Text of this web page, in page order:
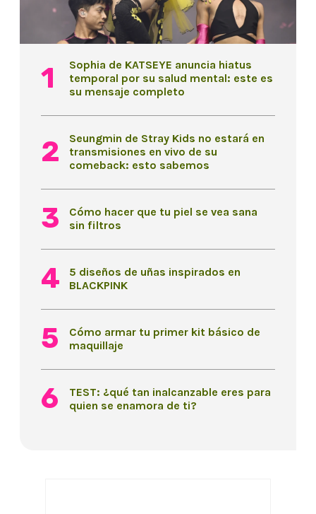
Sophia de KATSEYE anuncia hiatus
temporal por su salud mental: este es
su mensaje completo
Seungmin de Stray Kids no estará en
transmisiones en vivo de su
comeback: esto sabemos
Cómo hacer que tu piel se vea sana
sin filtros
5 diseños de uñas inspirados en
BLACKPINK
Cómo armar tu primer kit básico de
maquillaje
TEST: ¿qué tan inalcanzable eres para
quien se enamora de ti?